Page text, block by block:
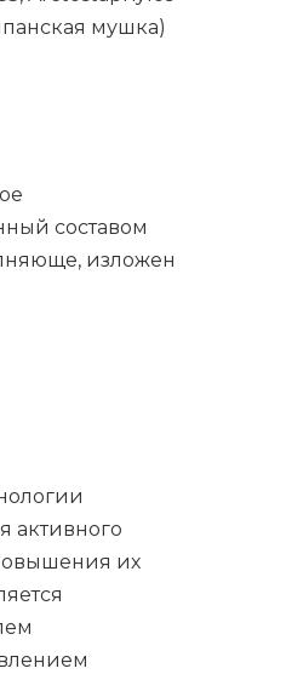
муш­ка)
составом
изложен
активного
их